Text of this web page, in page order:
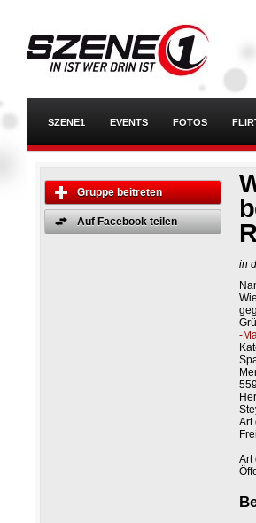
SZENE1 EVENTS FOTOS
Gruppe beitreten
Auf Facebook teilen
in
-
Art
Art